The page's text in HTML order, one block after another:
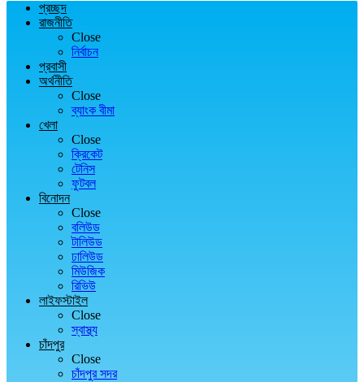
প্রচ্ছদ
রাজনীতি
Close
নির্বাচন
প্রবাসী
অর্থনীতি
Close
ব্যাংক বীমা
খেলা
Close
ক্রিকেট
টেনিস
ফুটবল
বিনোদন
Close
বলিউড
টালিউড
ঢালিউড
মিউজিক
রিভিউ
লাইফস্টাইল
Close
স্বাস্থ্য
চাঁদপুর
Close
চাঁদপুর সদর